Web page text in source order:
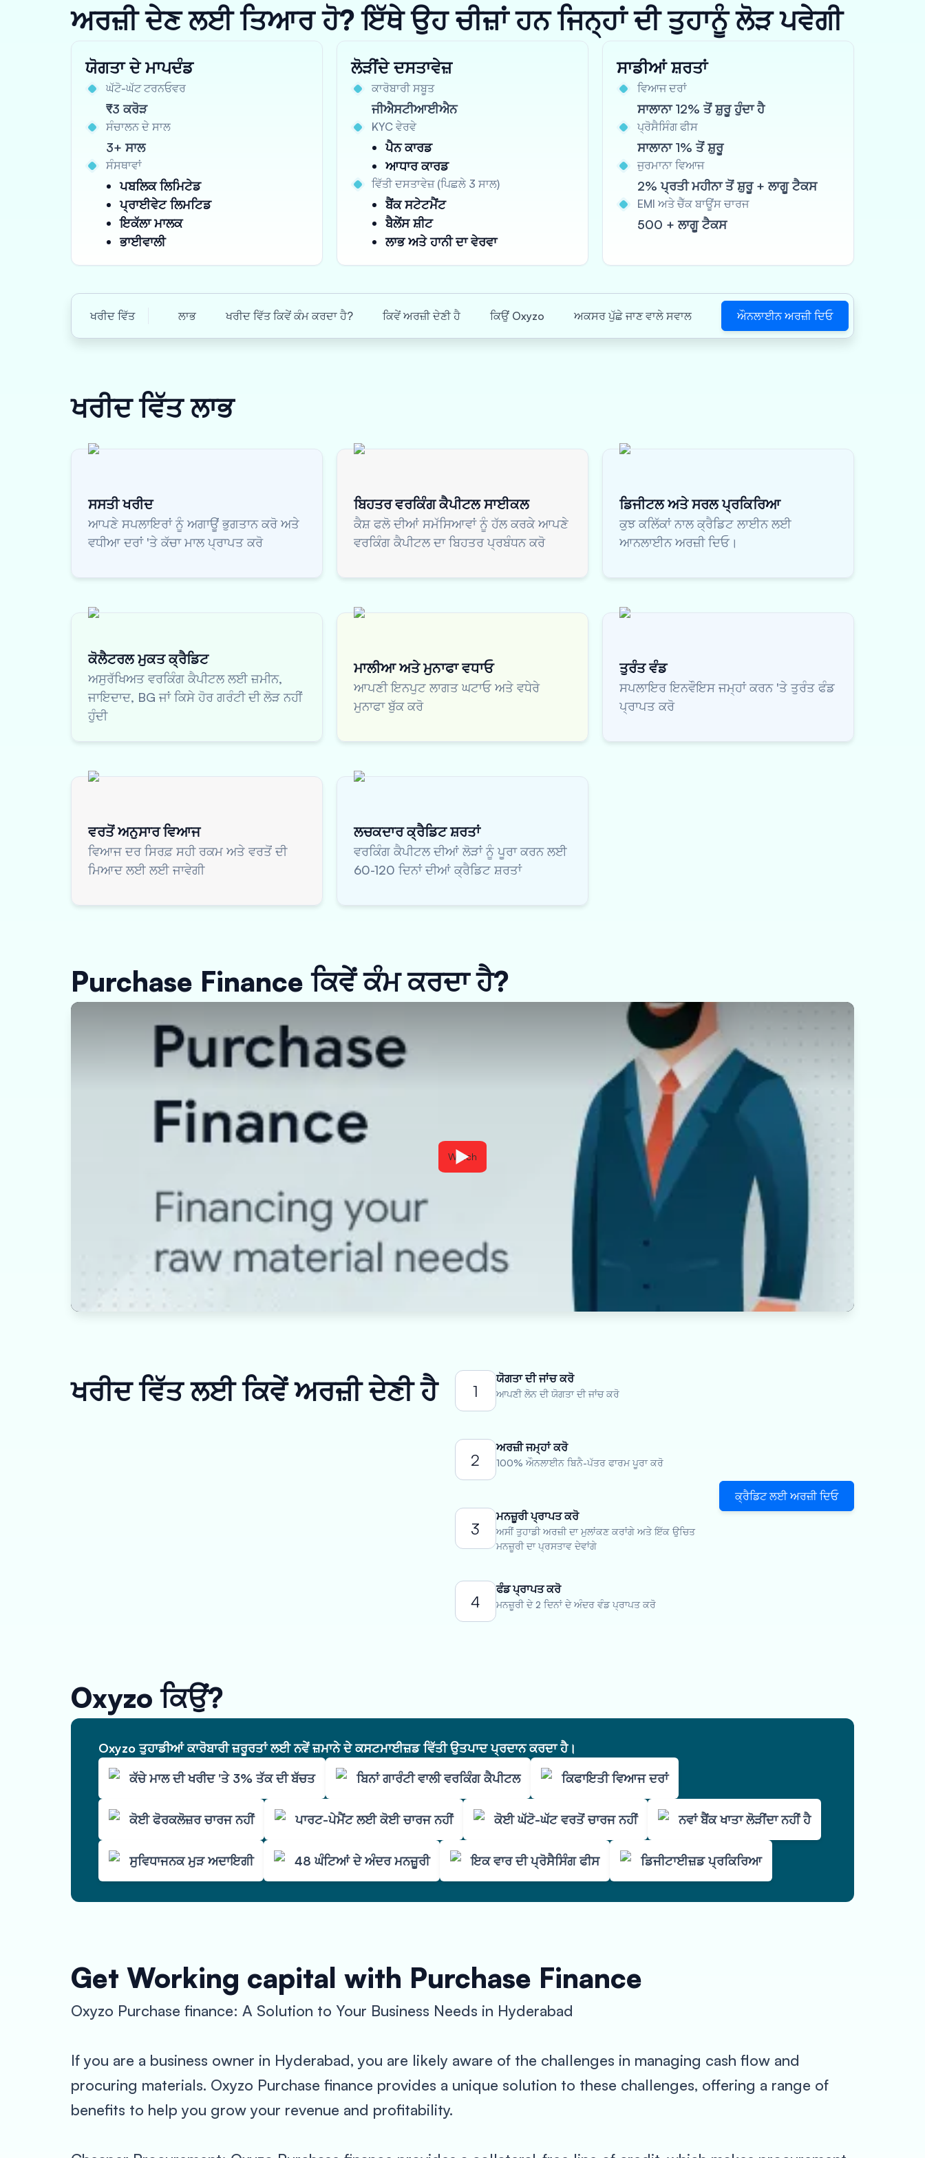
ਅਰਜ਼ੀ ਦੇਣ ਲਈ ਤਿਆਰ ਹੋ? ਇੱਥੇ ਉਹ ਚੀਜ਼ਾਂ ਹਨ ਜਿਨ੍ਹਾਂ ਦੀ ਤੁਹਾਨੂੰ ਲੋੜ ਪਵੇਗੀ
ਯੋਗਤਾ ਦੇ ਮਾਪਦੰਡ
ਘੱਟੋ-ਘੱਟ ਟਰਨਓਵਰ
₹3 ਕਰੋੜ
ਸੰਚਾਲਨ ਦੇ ਸਾਲ
3+ ਸਾਲ
ਸੰਸਥਾਵਾਂ
ਪਬਲਿਕ ਲਿਮਿਟੇਡ
ਪ੍ਰਾਈਵੇਟ ਲਿਮਟਿਡ
ਇਕੱਲਾ ਮਾਲਕ
ਭਾਈਵਾਲੀ
ਲੋੜੀਂਦੇ ਦਸਤਾਵੇਜ਼
ਕਾਰੋਬਾਰੀ ਸਬੂਤ
ਜੀਐਸਟੀਆਈਐਨ
KYC ਵੇਰਵੇ
ਪੈਨ ਕਾਰਡ
ਆਧਾਰ ਕਾਰਡ
ਵਿੱਤੀ ਦਸਤਾਵੇਜ਼ (ਪਿਛਲੇ 3 ਸਾਲ)
ਬੈਂਕ ਸਟੇਟਮੈਂਟ
ਬੈਲੇਂਸ ਸ਼ੀਟ
ਲਾਭ ਅਤੇ ਹਾਨੀ ਦਾ ਵੇਰਵਾ
ਸਾਡੀਆਂ ਸ਼ਰਤਾਂ
ਵਿਆਜ ਦਰਾਂ
ਸਾਲਾਨਾ 12% ਤੋਂ ਸ਼ੁਰੂ ਹੁੰਦਾ ਹੈ
ਪ੍ਰੋਸੈਸਿੰਗ ਫੀਸ
ਸਾਲਾਨਾ 1% ਤੋਂ ਸ਼ੁਰੂ
ਜੁਰਮਾਨਾ ਵਿਆਜ
2% ਪ੍ਰਤੀ ਮਹੀਨਾ ਤੋਂ ਸ਼ੁਰੂ + ਲਾਗੂ ਟੈਕਸ
EMI ਅਤੇ ਚੈੱਕ ਬਾਊਂਸ ਚਾਰਜ
500 + ਲਾਗੂ ਟੈਕਸ
ਖਰੀਦ ਵਿੱਤ ਲਾਭ ਖਰੀਦ ਵਿੱਤ ਕਿਵੇਂ ਕੰਮ ਕਰਦਾ ਹੈ? ਕਿਵੇਂ ਅਰਜ਼ੀ ਦੇਣੀ ਹੈ ਕਿਉਂ Oxyzo ਅਕਸਰ ਪੁੱਛੇ ਜਾਣ ਵਾਲੇ ਸਵਾਲ ਔਨਲਾਈਨ ਅਰਜ਼ੀ ਦਿਓ
ਖਰੀਦ ਵਿੱਤਲਾਭ
ਸਸਤੀ ਖਰੀਦ
ਆਪਣੇ ਸਪਲਾਇਰਾਂ ਨੂੰ ਅਗਾਊਂ ਭੁਗਤਾਨ ਕਰੋ ਅਤੇ
ਵਧੀਆ ਦਰਾਂ 'ਤੇ ਕੱਚਾ ਮਾਲ ਪ੍ਰਾਪਤ ਕਰੋ
ਬਿਹਤਰ ਵਰਕਿੰਗ ਕੈਪੀਟਲ ਸਾਈਕਲ
ਕੈਸ਼ ਫਲੋ ਦੀਆਂ ਸਮੱਸਿਆਵਾਂ ਨੂੰ ਹੱਲ ਕਰਕੇ ਆਪਣੇ
ਵਰਕਿੰਗ ਕੈਪੀਟਲ ਦਾ ਬਿਹਤਰ ਪ੍ਰਬੰਧਨ ਕਰੋ
ਡਿਜੀਟਲ ਅਤੇ ਸਰਲ ਪ੍ਰਕਿਰਿਆ
ਕੁਝ ਕਲਿੱਕਾਂ ਨਾਲ ਕ੍ਰੈਡਿਟ ਲਾਈਨ ਲਈ
ਆਨਲਾਈਨ ਅਰਜ਼ੀ ਦਿਓ।
ਕੋਲੈਟਰਲ ਮੁਕਤ ਕ੍ਰੈਡਿਟ
ਅਸੁਰੱਖਿਅਤ ਵਰਕਿੰਗ ਕੈਪੀਟਲ ਲਈ ਜ਼ਮੀਨ,
ਜਾਇਦਾਦ, BG ਜਾਂ ਕਿਸੇ ਹੋਰ ਗਰੰਟੀ ਦੀ ਲੋੜ ਨਹੀਂ
ਹੁੰਦੀ
ਮਾਲੀਆ ਅਤੇ ਮੁਨਾਫਾ ਵਧਾਓ
ਆਪਣੀ ਇਨਪੁਟ ਲਾਗਤ ਘਟਾਓ ਅਤੇ ਵਧੇਰੇ
ਮੁਨਾਫਾ ਬੁੱਕ ਕਰੋ
ਤੁਰੰਤ ਵੰਡ
ਸਪਲਾਇਰ ਇਨਵੌਇਸ ਜਮ੍ਹਾਂ ਕਰਨ 'ਤੇ ਤੁਰੰਤ ਫੰਡ
ਪ੍ਰਾਪਤ ਕਰੋ
ਵਰਤੋਂ ਅਨੁਸਾਰ ਵਿਆਜ
ਵਿਆਜ ਦਰ ਸਿਰਫ਼ ਸਹੀ ਰਕਮ ਅਤੇ ਵਰਤੋਂ ਦੀ
ਮਿਆਦ ਲਈ ਲਈ ਜਾਵੇਗੀ
ਲਚਕਦਾਰ ਕ੍ਰੈਡਿਟ ਸ਼ਰਤਾਂ
ਵਰਕਿੰਗ ਕੈਪੀਟਲ ਦੀਆਂ ਲੋੜਾਂ ਨੂੰ ਪੂਰਾ ਕਰਨ ਲਈ
60-120 ਦਿਨਾਂ ਦੀਆਂ ਕ੍ਰੈਡਿਟ ਸ਼ਰਤਾਂ
Purchase Finance ਕਿਵੇਂ ਕੰਮ ਕਰਦਾ ਹੈ?
Watch
ਖਰੀਦ ਵਿੱਤ ਲਈ ਕਿਵੇਂ ਅਰਜ਼ੀ ਦੇਣੀ ਹੈ 1
ਯੋਗਤਾ ਦੀ ਜਾਂਚ ਕਰੋ
ਆਪਣੀ ਲੋਨ ਦੀ ਯੋਗਤਾ ਦੀ ਜਾਂਚ ਕਰੋ
2
ਅਰਜ਼ੀ ਜਮ੍ਹਾਂ ਕਰੋ
100% ਔਨਲਾਈਨ ਬਿਨੈ-ਪੱਤਰ ਫਾਰਮ ਪੂਰਾ ਕਰੋ
3
ਮਨਜ਼ੂਰੀ ਪ੍ਰਾਪਤ ਕਰੋ
ਅਸੀਂ ਤੁਹਾਡੀ ਅਰਜ਼ੀ ਦਾ ਮੁਲਾਂਕਣ ਕਰਾਂਗੇ ਅਤੇ ਇੱਕ ਉਚਿਤ
ਮਨਜ਼ੂਰੀ ਦਾ ਪ੍ਰਸਤਾਵ ਦੇਵਾਂਗੇ
4
ਫੰਡ ਪ੍ਰਾਪਤ ਕਰੋ
ਮਨਜ਼ੂਰੀ ਦੇ 2 ਦਿਨਾਂ ਦੇ ਅੰਦਰ ਵੰਡ ਪ੍ਰਾਪਤ ਕਰੋ
ਕ੍ਰੈਡਿਟ ਲਈ ਅਰਜ਼ੀ ਦਿਓ
Oxyzo ਕਿਉਂ?
Oxyzo ਤੁਹਾਡੀਆਂ ਕਾਰੋਬਾਰੀ ਜ਼ਰੂਰਤਾਂ ਲਈ ਨਵੇਂ ਜ਼ਮਾਨੇ ਦੇ ਕਸਟਮਾਈਜ਼ਡ ਵਿੱਤੀ ਉਤਪਾਦ ਪ੍ਰਦਾਨ ਕਰਦਾ ਹੈ।
ਕੱਚੇ ਮਾਲ ਦੀ ਖਰੀਦ 'ਤੇ 3% ਤੱਕ ਦੀ ਬੱਚਤ
ਬਿਨਾਂ ਗਾਰੰਟੀ ਵਾਲੀ ਵਰਕਿੰਗ ਕੈਪੀਟਲ ਕਿਫਾਇਤੀ ਵਿਆਜ ਦਰਾਂ
ਕੋਈ ਫੋਰਕਲੋਜ਼ਰ ਚਾਰਜ ਨਹੀਂ ਪਾਰਟ-ਪੇਮੈਂਟ ਲਈ ਕੋਈ ਚਾਰਜ ਨਹੀਂ ਕੋਈ ਘੱਟੋ-ਘੱਟ ਵਰਤੋਂ ਚਾਰਜ ਨਹੀਂ ਨਵਾਂ ਬੈਂਕ ਖਾਤਾ ਲੋੜੀਂਦਾ ਨਹੀਂ ਹੈ
ਸੁਵਿਧਾਜਨਕ ਮੁੜ ਅਦਾਇਗੀ 48 ਘੰਟਿਆਂ ਦੇ ਅੰਦਰ ਮਨਜ਼ੂਰੀ ਇਕ ਵਾਰ ਦੀ ਪ੍ਰੋਸੈਸਿੰਗ ਫੀਸ ਡਿਜੀਟਾਈਜ਼ਡ ਪ੍ਰਕਿਰਿਆ
Get Working capital with Purchase Finance
Oxyzo Purchase finance: A Solution to Your Business Needs in Hyderabad
If you are a business owner in Hyderabad, you are likely aware of the challenges in managing cash flow and
procuring materials. Oxyzo Purchase finance provides a unique solution to these challenges, offering a range of
benefits to help you grow your revenue and profitability.